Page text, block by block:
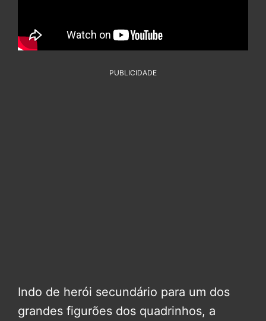
PUBLICIDADE
Indo de herói secundário para um dos
grandes figurões dos quadrinhos, a